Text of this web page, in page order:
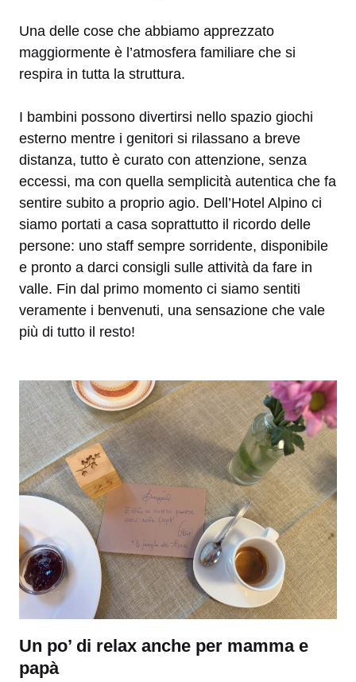
Una delle cose che abbiamo apprezzato
maggiormente è l’atmosfera familiare che si
respira in tutta la struttura.
I bambini possono divertirsi nello spazio giochi
esterno mentre i genitori si rilassano a breve
distanza, tutto è curato con attenzione, senza
eccessi, ma con quella semplicità autentica che fa
sentire subito a proprio agio. Dell’Hotel Alpino ci
siamo portati a casa soprattutto il ricordo delle
persone: uno staff sempre sorridente, disponibile
e pronto a darci consigli sulle attività da fare in
valle. Fin dal primo momento ci siamo sentiti
veramente i benvenuti, una sensazione che vale
più di tutto il resto!
Un po’ di relax anche per mamma e
papà